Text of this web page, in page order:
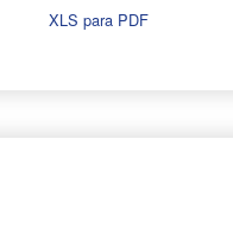
XLS para PDF